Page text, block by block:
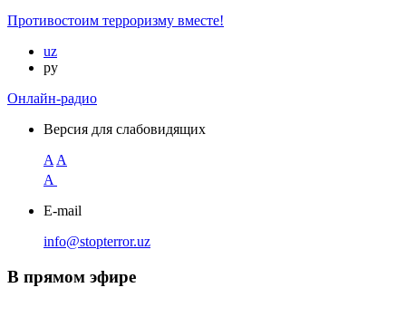
Противостоим терроризму вместе!
uz
ру
Онлайн-радио
Версия для слабовидящих
A A
A
E-mail
info@stopterror.uz
В прямом эфире